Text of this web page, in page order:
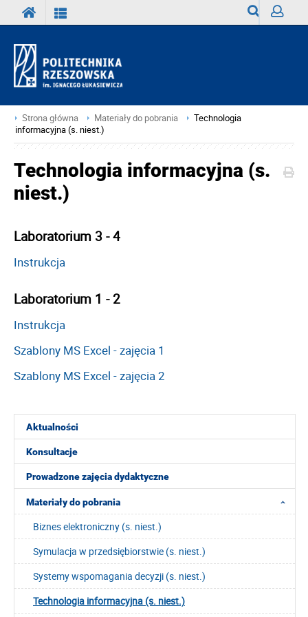
Strona główna Materiały do pobrania
Technologia
informacyjna (s. niest.)
Aktualności
Konsultacje
Prowadzone zajęcia dydaktyczne
Materiały do pobrania
Biznes elektroniczny (s. niest.)
Symulacja w przedsiębiorstwie (s. niest.)
Systemy wspomagania decyzji (s. niest.)
Technologia informacyjna (s. niest.)
Technologia informacyjna (s.
niest.)
Laboratorium 3 - 4
Instrukcja
Laboratorium 1 - 2
Instrukcja
Szablony MS Excel - zajęcia 1
Szablony MS Excel - zajęcia 2